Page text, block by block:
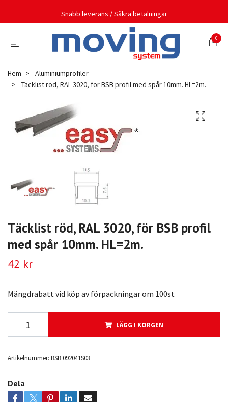
Snabb leverans / Säkra betalningar
0
Hem
Aluminiumprofiler
Täcklist röd, RAL 3020, för BSB profil med spår 10mm. HL=2m.
Täcklist röd, RAL 3020, för BSB profil
med spår 10mm. HL=2m.
42 kr
Mängdrabatt vid köp av förpackningar om 100st
LÄGG I KORGEN
Artikelnummer: BSB 092041S03
Dela